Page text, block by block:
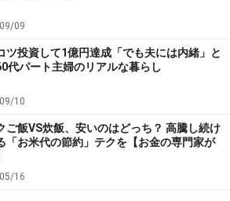
金）の価値に目をつけ、行動に移し
「戦後の大富豪」と呼ばれていま
足メモ
インドは成長が著しいですが、投資
は懐疑的な意見を多く耳にします。
ていない国家体制ならではのカント
09
ツ投資して1億円達成「でも夫には内緒」と
代パート主婦のリアルな暮らし
10
ご飯VS炊飯、安いのはどっち？ 高騰し続け
「お米代の節約」テクを【お金の専門家が
16